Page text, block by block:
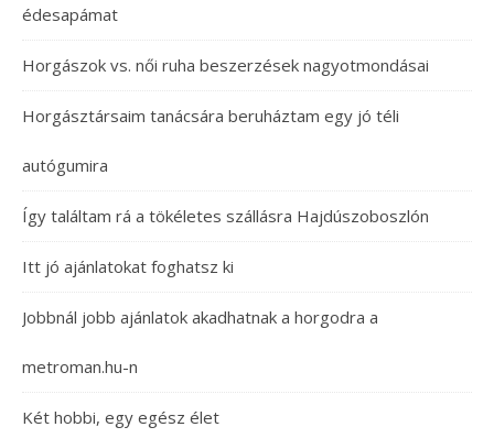
édesapámat
Horgászok vs. női ruha beszerzések nagyotmondásai
Horgásztársaim tanácsára beruháztam egy jó téli
autógumira
Így találtam rá a tökéletes szállásra Hajdúszoboszlón
Itt jó ajánlatokat foghatsz ki
Jobbnál jobb ajánlatok akadhatnak a horgodra a
metroman.hu-n
Két hobbi, egy egész élet